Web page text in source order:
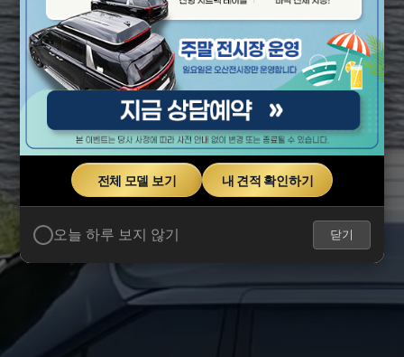
프리미엄 카니발 하이리무진
전체 모델 보기 내 견적 확인하기
오늘 하루 보지 않기 닫기